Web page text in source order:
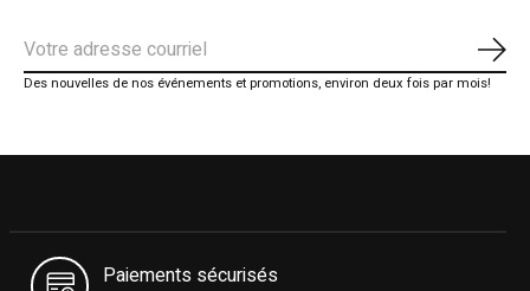
Des nouvelles de nos événements et promotions, environ deux fois par mois!
Paiements sécurisés